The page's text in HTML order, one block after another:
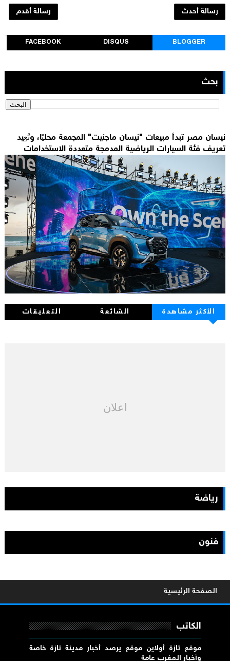
رسالة أحدث رسالة أقدم
BLOGGER
DISQUS
FACEBOOK
بحث
نيسان مصر تبدأ مبيعات "نيسان ماجنيت" المجمعة محليًا، وتُعِيد
تعريف فئة السيارات الرياضية المدمجة متعددة الاستخدامات
الأكثر مشاهدة الشائعة التعليقات
اعلان
رياضة
فنون
الصفحة الرئيسية
الكاتب
موقع تازة أولاين موقع يرصد أخبار مدينة تازة خاصة
وأخبار المغرب عامة